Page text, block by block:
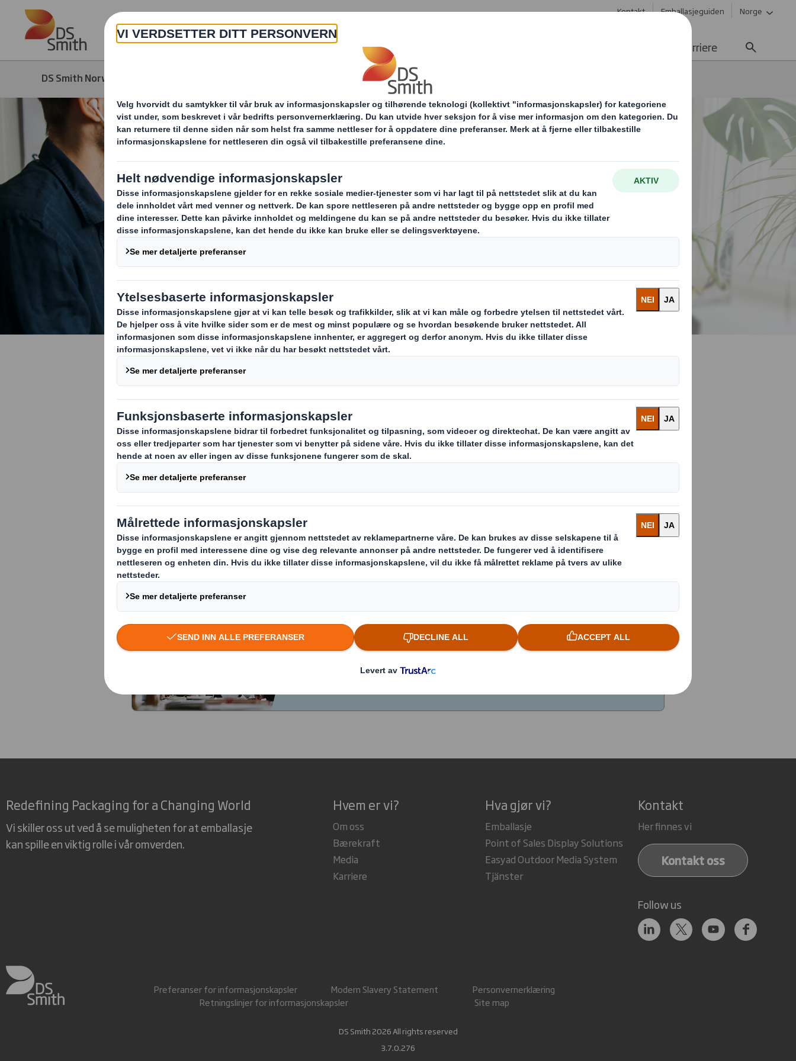
Skip to main content Kontakt Emballasjeguiden Norge
Om oss Karriere
DS Smith Norway
Ledige stillinger
DS Smith er et globalt selskap som tilbyr en verden av
muligheter for både de mest erfarne og de som er i ferd med å
starte sin karriere. Hvis du vil bli en del av DS Smith og utvikle
deg sammen med oss, klikk nedenfor for å se hvilke ledige
stillinger vi har akkurat nå.
Ledige stillinger i DS Smiths portal
Sjekk alle ledige stillinger hos DS Smith og søk. Her kan du også
opprette et abonnement for å få meldinger om kommende ledige
stillinger som matcher ditt søk.
Redefining Packaging for a Changing World
Vi skiller oss ut ved å se muligheten for at emballasje
kan spille en viktig rolle i vår omverden.
Hvem er vi?
Om oss
Bærekraft
Media
Karriere
Hva gjør vi?
Emballasje
Point of Sales Display Solutions
Easyad Outdoor Media System
Tjänster
Kontakt
Her finnes vi
Kontakt oss
Follow us
Preferanser for informasjonskapsler Modern Slavery Statement
Personvernerklæring
Retningslinjer for informasjonskapsler
Site map
DS Smith 2026 All rights reserved
3.7.0.276